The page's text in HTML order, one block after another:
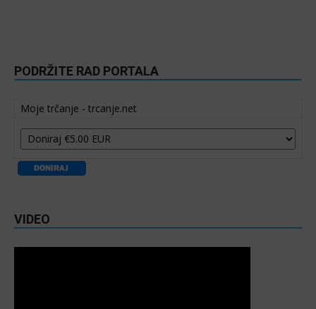
PODRŽITE RAD PORTALA
Moje trčanje - trcanje.net
VIDEO